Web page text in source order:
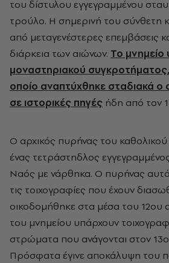
του δίστυλου εγγεγραμμένου
τρούλο. Η σημερινή του σύνθετη
από μεταγενέστερες επεμβάσεις
διάρκεια των αιώνων. Το μνημείο
μοναστηριακού
οποίο αναπτύχθηκε σταδιακά ο
σε ιστορικές πηγές ήδη από τον
Ο αρχικός πυρήνας του καθολικού
ένας τετράστηδλος
Ναός με νάρθηκα. Ο πυρήνας
τις τοιχογραφίες που έχουν
οικοδομήθηκε στα μέσα του 12ου
του μνημείου υπάρχουν
στρώματα που ανάγονται στον 13ο
Πρόσφατα έγινε αποκάλυψη του